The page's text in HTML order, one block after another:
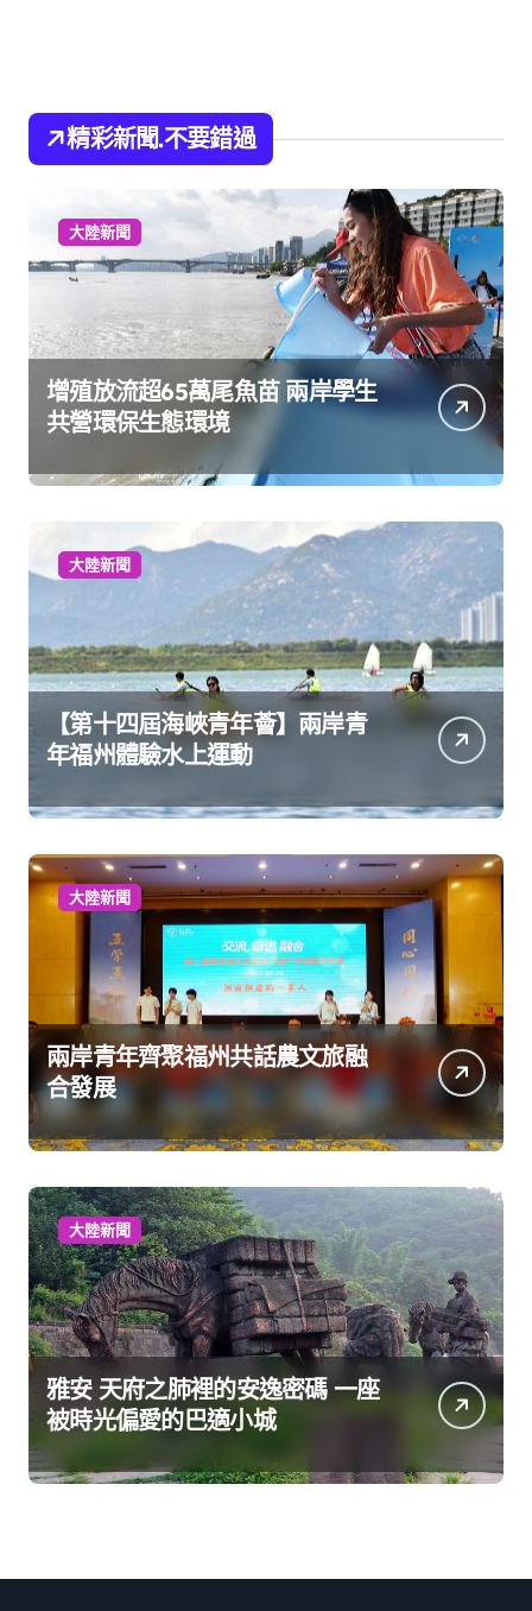
精彩新聞.不要錯過
大陸新聞
增殖放流超65萬尾魚苗 兩岸學生
共營環保生態環境
大陸新聞
【第十四屆海峽青年薈】兩岸青
年福州體驗水上運動
大陸新聞
兩岸青年齊聚福州共話農文旅融
合發展
大陸新聞
雅安 天府之肺裡的安逸密碼 一座
被時光偏愛的巴適小城